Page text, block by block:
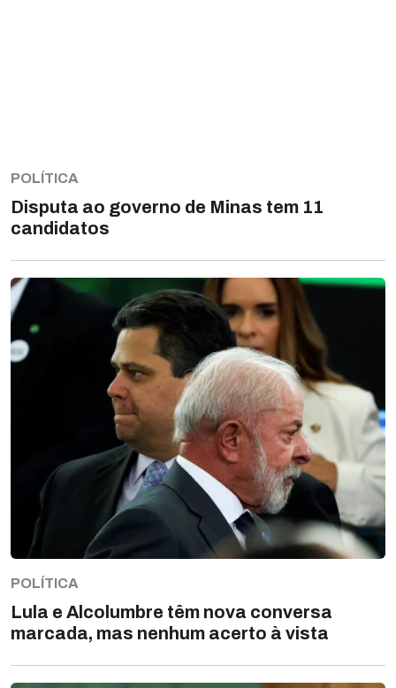
POLÍTICA
Disputa ao governo de Minas tem 11
candidatos
POLÍTICA
Lula e Alcolumbre têm nova conversa
marcada, mas nenhum acerto à vista